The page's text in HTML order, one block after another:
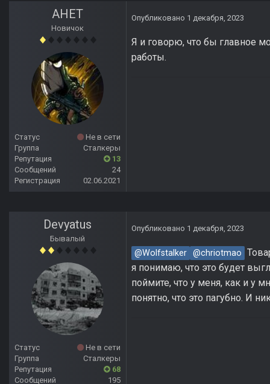
АНЕТ
Новичок
Статус
Не в сети
Группа
Сталкеры
Репутация
13
Сообщений
24
Регистрация
02.06.2021
Опубликовано 1 декабря, 2023
Я и говорю, что бы главное
работы.
Devyatus
Бывалый
Статус
Не в сети
Группа
Сталкеры
Репутация
68
Сообщений
195
Опубликовано 1 декабря, 2023
@Wolfstalker @chriotmao
я понимаю, что это будет
поймите, что у меня, как и у
понятно, что это пагубно. И